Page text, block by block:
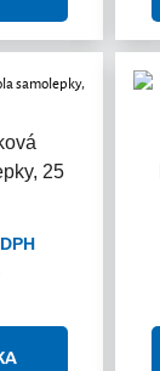
25